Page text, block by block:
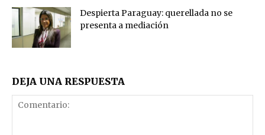
Despierta Paraguay: querellada no se
presenta a mediación
DEJA UNA RESPUESTA